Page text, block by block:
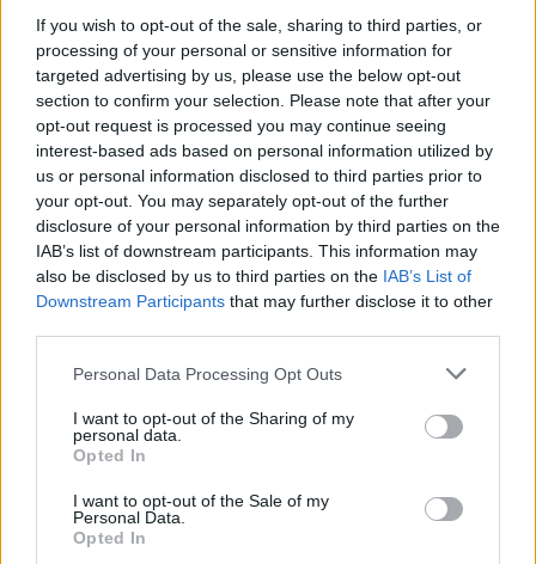
If you wish to opt-out of the sale, sharing to third parties, or
processing of your personal or sensitive information for
targeted advertising by us, please use the below opt-out
section to confirm your selection. Please note that after your
opt-out request is processed you may continue seeing
interest-based ads based on personal information utilized by
us or personal information disclosed to third parties prior to
your opt-out. You may separately opt-out of the further
disclosure of your personal information by third parties on the
IAB’s list of downstream participants. This information may
also be disclosed by us to third parties on the IAB’s List of
Downstream Participants that may further disclose it to other
Please note that this website/app uses one or more Google
not limited to your visit or usage behaviour. You may click to
grant or deny consent to Google and its third-party tags to
use your data for below specified purposes in below Google
consent section.
Personal Data Processing Opt Outs
I want to opt-out of the Sharing of my
personal data.
Opted In
I want to opt-out of the Sale of my
Personal Data.
Opted In
támogassa a fogyatékos emberek önálló
életvitelét, ennek érdekében két speciális
programot működtet - áll az alapítvány
közleményében.
A Munkahelyi Gyakorlat program a speciális
szakiskolák értelmileg akadályozott tanulóit
készíti fel a munkavállalásra. A Támogatott
Foglalkoztatás nevet viselő program lényege
az, hogy megfelelő személyt találjanak a
megfelelő munkára. A modellt az Egyesült
Államokban dolgozták ki, magyarországi
viszonyokra a Salva Vita alapítvány adoptálta.
Színház